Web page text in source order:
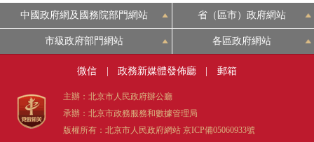
中國政府網及國務院部門網站 省（區市）政府網站
市級政府部門網站 各區政府網站
微信 政務新媒體發佈廳 郵箱
主辦：北京市人民政府辦公廳
承辦：北京市政務服務和數據管理局
版權所有：北京市人民政府網站 京ICP備05060933號